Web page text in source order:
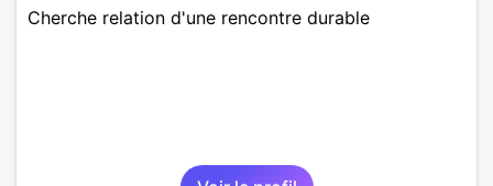
Cherche relation d'une rencontre durable